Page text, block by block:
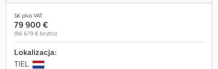
SK plus VAT
79 900 €
(96 679 € brutto)
Lokalizacja:
TIEL